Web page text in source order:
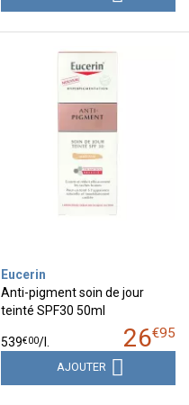
Eucerin
Anti-pigment soin de jour
teinté SPF30 50ml
26€95
539€00/
AJOUTER